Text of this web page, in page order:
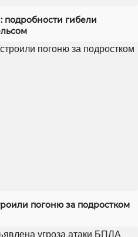
подробности гибели
погоню за подростком